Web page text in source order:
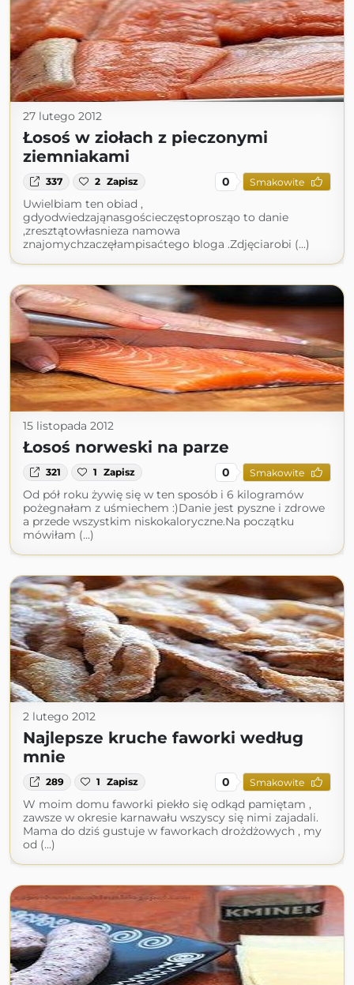
27 lutego 2012
Łosoś w ziołach z pieczonymi
ziemniakami
337 2 Zapisz 0 Smakowite
Uwielbiam ten obiad ,
gdyodwiedzająnasgościeczęstoprosząo to danie
,zresztątowłasnieza namowa
znajomychzaczęłampisaćtego bloga .Zdjęciarobi (...)
15 listopada 2012
Łosoś norweski na parze
321 1 Zapisz 0 Smakowite
Od pół roku żywię się w ten sposób i 6 kilogramów
pożegnałam z uśmiechem :)Danie jest pyszne i zdrowe
a przede wszystkim niskokaloryczne.Na początku
mówiłam (...)
2 lutego 2012
Najlepsze kruche faworki według
mnie
289 1 Zapisz 0 Smakowite
W moim domu faworki piekło się odkąd pamiętam ,
zawsze w okresie karnawału wszyscy się nimi zajadali.
Mama do dziś gustuje w faworkach drożdżowych , my
od (...)